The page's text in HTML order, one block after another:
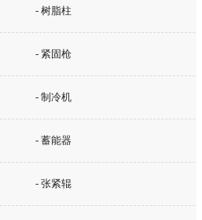
- 树脂柱
- 紧固枪
- 制冷机
- 蓄能器
- 张紧辊